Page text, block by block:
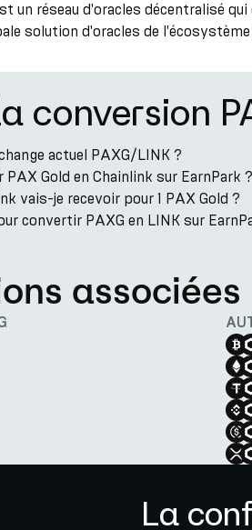
un réseau d'oracles décentralisé
solution d'oracles de
conversion
actuel PAXG/LINK ?
Gold en Chainlink sur EarnPark ?
vais-je recevoir pour 1 PAX Gold ?
convertir PAXG en LINK sur
associées
La